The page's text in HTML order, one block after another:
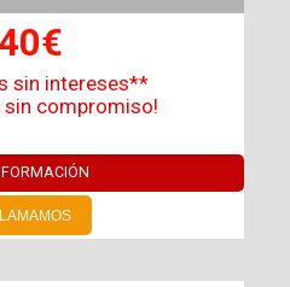
sin intereses**
sin compromiso!